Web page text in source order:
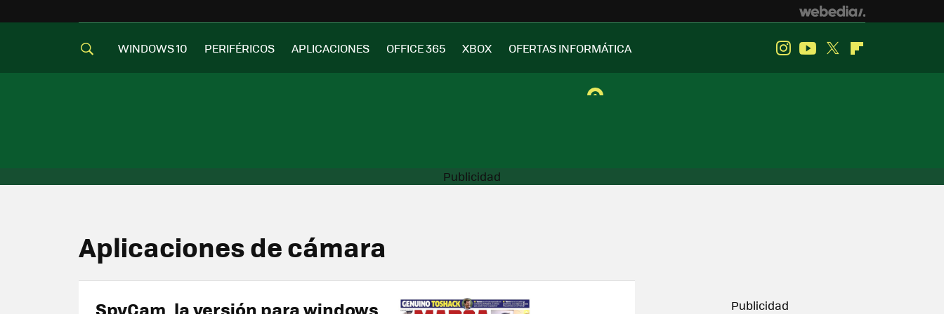
WINDOWS 10 PERIFÉRICOS APLICACIONES OFFICE 365 XBOX OFERTAS INFORMÁTICA InstagramYoutube
Twitter
Aplicaciones de cámara
SpyCam, la versión para windows